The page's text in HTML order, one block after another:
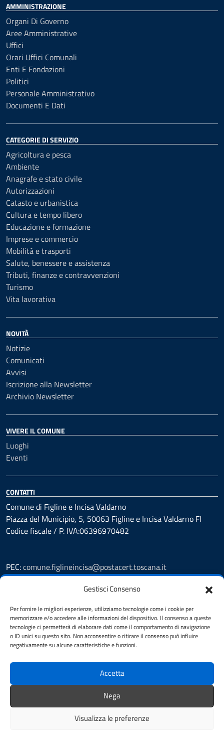
Gestisci Consenso
Per fornire le migliori esperienze, utilizziamo tecnologie come i cookie per
memorizzare e/o accedere alle informazioni del dispositivo. Il consenso a queste
tecnologie ci permetterà di elaborare dati come il comportamento di navigazione
o ID unici su questo sito. Non acconsentire o ritirare il consenso può influire
negativamente su alcune caratteristiche e funzioni.
Accetta
Nega
Visualizza le preferenze
AMMINISTRAZIONE
Organi Di Governo
Aree Amministrative
Uffici
Orari Uffici Comunali
Enti E Fondazioni
Politici
Personale Amministrativo
Documenti E Dati
CATEGORIE DI SERVIZIO
Agricoltura e pesca
Ambiente
Anagrafe e stato civile
Autorizzazioni
Catasto e urbanistica
Cultura e tempo libero
Educazione e formazione
Imprese e commercio
Mobilità e trasporti
Salute, benessere e assistenza
Tributi, finanze e contravvenzioni
Turismo
Vita lavorativa
NOVITÀ
Notizie
Comunicati
Avvisi
Iscrizione alla Newsletter
Archivio Newsletter
VIVERE IL COMUNE
Luoghi
Eventi
CONTATTI
Comune di Figline e Incisa Valdarno
Piazza del Municipio, 5, 50063 Figline e Incisa Valdarno FI
Codice fiscale / P. IVA:06396970482
PEC:comune.figlineincisa@postacert.toscana.it
Centralino unico: 05591251
Prenotazione appuntamento
Segnalazione disservizio
Whistleblowing
Amministrazione trasparente
Amministrazione trasparente fino al 29/10/2024
Albo Pretorio
Informativa privacy
Dichiarazione di accessibilità